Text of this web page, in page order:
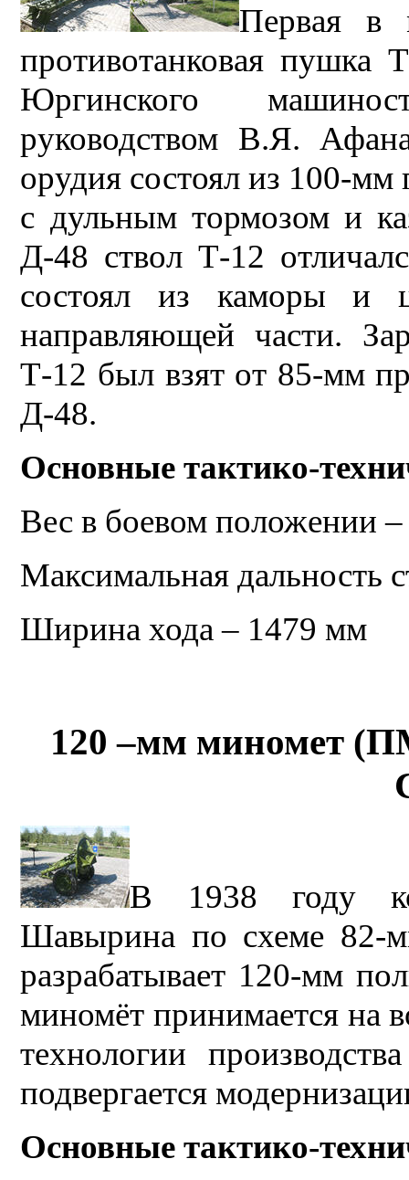
Первая в
противотанковая
Юргинского
руководством В.Я.
орудия состоял из 100-мм
с дульным тормозом и
Д-48 ствол Т-12
состоял из каморы и
направляющей части.
Т-12 был взят от 85-мм
Д-48.
Основные тактико-
Вес в боевом положении –
Максимальная дальность
Ширина хода – 1479 мм
120 –мм миномет
В 1938 году
Шавырина по схеме 82-
разрабатывает 120-мм
миномёт принимается на
технологии
подвергается
Основные тактико-